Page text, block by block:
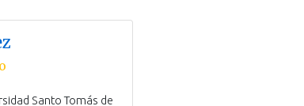
Santo Tomás de